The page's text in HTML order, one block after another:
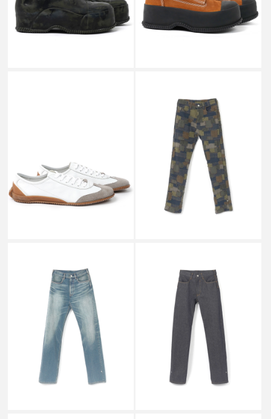
￥216,700
￥134,200
MATTHEW M WILLIAMS
MMW BLACKMEANS BLACK
OVERDYED BORO
PATCHWORK STRAIGHT JEAN
￥462,000
MATTHEW M WILLIAMS
MMW BLUE WASHED
JAPANESE DENIM STRAIGHT
JEAN
￥96,800
MATTHEW M WILLIAMS
MMW BLUE RAW JAPANESE
DENIM STRAIGHT JEAN
￥78,100